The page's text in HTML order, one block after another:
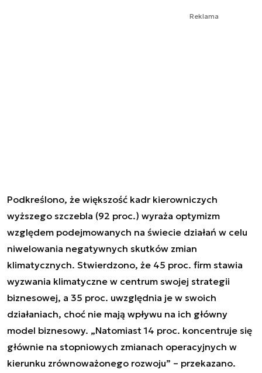
Reklama
Podkreślono, że większość kadr kierowniczych
wyższego szczebla (92 proc.) wyraża optymizm
względem podejmowanych na świecie działań w celu
niwelowania negatywnych skutków zmian
klimatycznych. Stwierdzono, że 45 proc. firm stawia
wyzwania klimatyczne w centrum swojej strategii
biznesowej, a 35 proc. uwzględnia je w swoich
działaniach, choć nie mają wpływu na ich główny
model biznesowy. „Natomiast 14 proc. koncentruje się
głównie na stopniowych zmianach operacyjnych w
kierunku zrównoważonego rozwoju” – przekazano.